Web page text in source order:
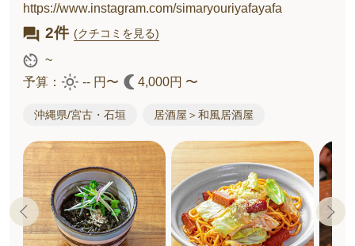
https://www.instagram.com/simaryouriyafayafa
2件 (クチコミを見る)
~
予算：
-- 円〜 4,000円 〜
沖縄県/宮古・石垣 居酒屋＞和風居酒屋